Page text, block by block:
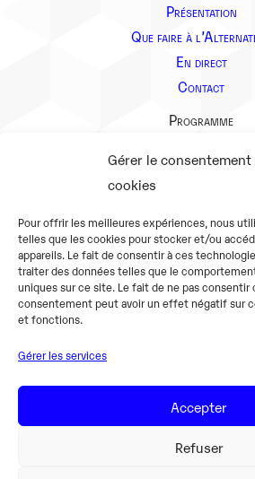
Gérer le consentement
cookies
Pour offrir les meilleures expériences, nous
telles que les cookies pour stocker et/ou
appareils. Le fait de consentir à ces
traiter des données telles que le
uniques sur ce site. Le fait de ne pas consentir
consentement peut avoir un effet négatif sur
et fonctions.
Gérer les services
Accepter
Refuser
Présentation
Que faire à
En direct
Contact
Programme
Présentation
En pratique
Tarifs et horaires
Salles
Équipements
Gaming